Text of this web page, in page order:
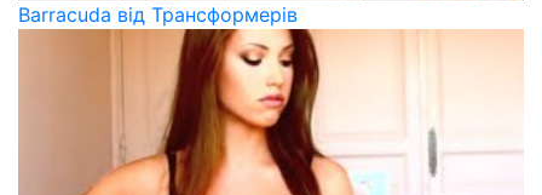
Barracuda від Трансформерів